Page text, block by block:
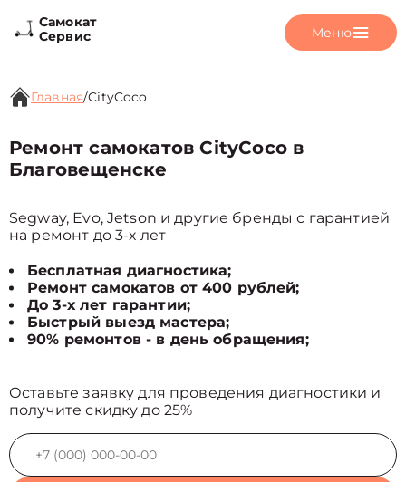
Самокат
Сервис
Меню
Главная/CityCoco
Ремонт самокатов CityCoco в
Благовещенске
Segway, Evo, Jetson и другие бренды с гарантией
на ремонт до 3-х лет
Бесплатная диагностика;
Ремонт самокатов от 400 рублей;
До 3-х лет гарантии;
Быстрый выезд мастера;
90% ремонтов - в день обращения;
Оставьте заявку для проведения диагностики и
получите скидку до 25%